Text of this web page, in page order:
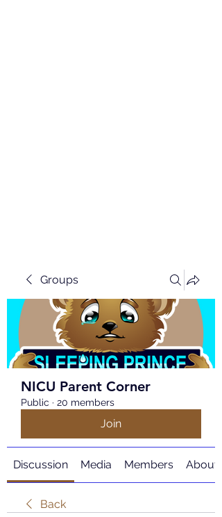
Groups
NICU Parent Corner
Public · 20 members
Join
Discussion Media Members About
Back